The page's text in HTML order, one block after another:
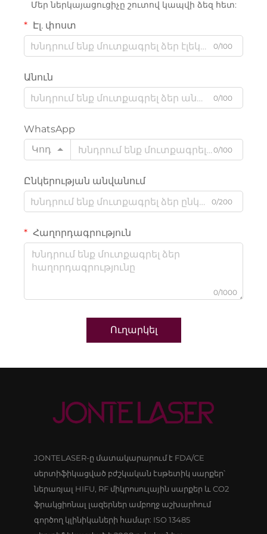
Մեր ներկայացուցիչը շուտով կապվի ձեզ հետ:
Էլ. փոստ
0/100
Անուն
0/100
WhatsApp
Կոդ
0/100
Ընկերության անվանում
0/200
Հաղորդագրություն
0/1000
Ուղարկել
JONTELASER-ը մատակարարում է FDA/CE
սերտիֆիկացված բժշկական էսթետիկ սարքեր՝
ներառյալ HIFU, RF միկրոսուլային սարքեր և CO2
ֆրակցիոնալ լազերներ ամբողջ աշխարհում
գործող կլինիկաների համար: ISO 13485